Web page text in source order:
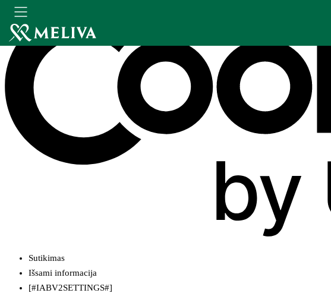
Sutikimas
Išsami informacija
[#IABV2SETTINGS#]